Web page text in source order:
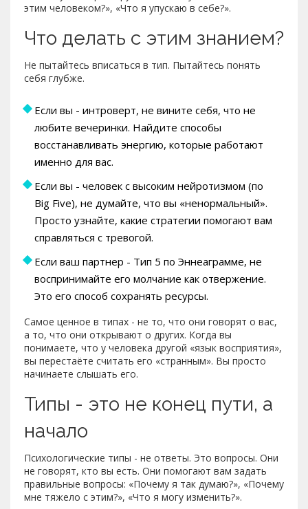
этим человеком?», «Что я упускаю в себе?».
Что делать с этим знанием?
Не пытайтесь вписаться в тип. Пытайтесь понять
себя глубже.
Если вы - интроверт, не вините себя, что не
любите вечеринки. Найдите способы
восстанавливать энергию, которые работают
именно для вас.
Если вы - человек с высоким нейротизмом (по
Big Five), не думайте, что вы «ненормальный».
Просто узнайте, какие стратегии помогают вам
справляться с тревогой.
Если ваш партнер - Тип 5 по Эннеаграмме, не
воспринимайте его молчание как отвержение.
Это его способ сохранять ресурсы.
Самое ценное в типах - не то, что они говорят о вас,
а то, что они открывают о других. Когда вы
понимаете, что у человека другой «язык восприятия»,
вы перестаёте считать его «странным». Вы просто
начинаете слышать его.
Типы - это не конец пути, а
начало
Психологические типы - не ответы. Это вопросы. Они
не говорят, кто вы есть. Они помогают вам задать
правильные вопросы: «Почему я так думаю?», «Почему
мне тяжело с этим?», «Что я могу изменить?».